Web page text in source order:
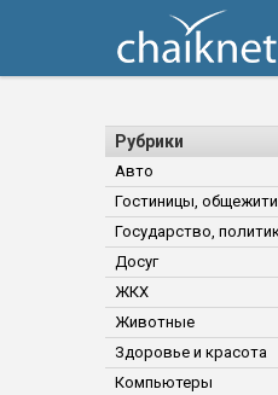
Рубрики
Авто
Гостиницы,
Государство,
Досуг
ЖКХ
Животные
Здоровье и красота
Компьютеры